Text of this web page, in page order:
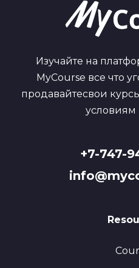
Изучайте на
MyCourse все что
продавайтесвои
условиям
+7-747-